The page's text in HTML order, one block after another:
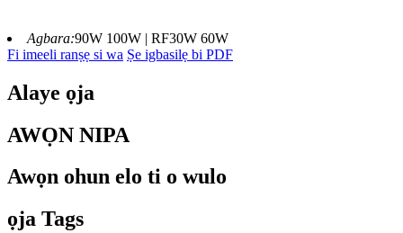
Agbara:90W 100W | RF30W 60W
Fi imeeli ranṣẹ si wa Ṣe igbasilẹ bi PDF
Alaye ọja
AWỌN NIPA
Awọn ohun elo ti o wulo
ọja Tags